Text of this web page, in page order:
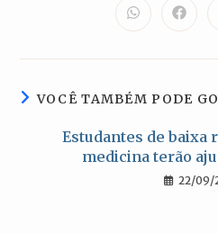
Abre
em
nova
Abre
em
nova
VOCÊ TAMBÉM PODE
Estudantes de baixa
medicina terão
22/09/